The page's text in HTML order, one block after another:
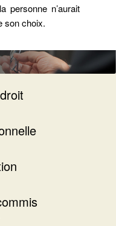
personne n’aurait
son choix.